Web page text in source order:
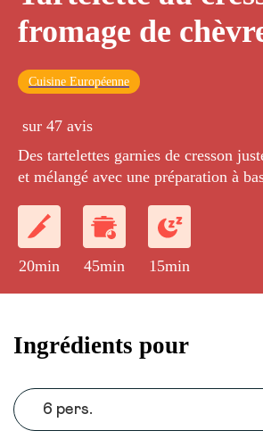
fromage de
Cuisine Européenne
sur 47 avis
Des tartelettes garnies de cresson
et mélangé avec une préparation à
20min 45min 15min
Ingrédients pour
6 pers.